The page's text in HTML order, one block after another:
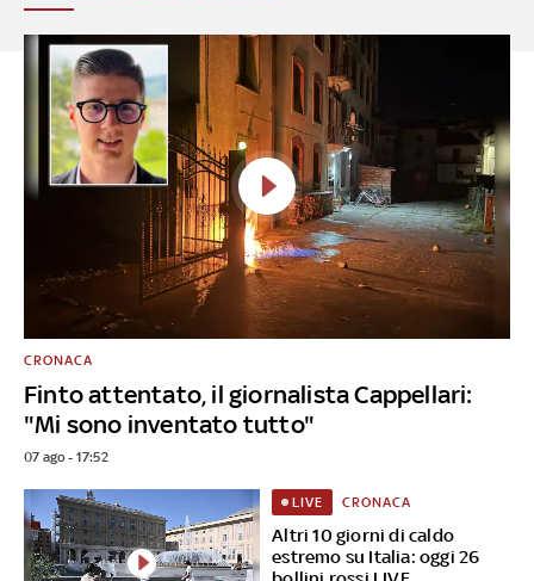
Finto attentato, il giornalista Cappellari:
"Mi sono inventato tutto"
CRONACA
07 ago - 17:52
Altri 10 giorni di caldo
estremo su Italia: oggi 26
LIVE CRONACA